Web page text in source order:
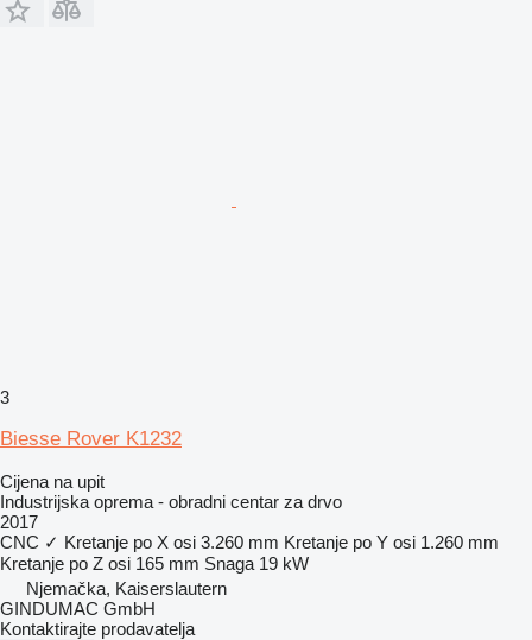
3
Biesse Rover K1232
Cijena na upit
Industrijska oprema - obradni centar za drvo
2017
CNC ✓ Kretanje po X osi 3.260 mm Kretanje po Y osi 1.260 mm
Kretanje po Z osi 165 mm Snaga 19 kW
Njemačka, Kaiserslautern
GINDUMAC GmbH
Kontaktirajte prodavatelja